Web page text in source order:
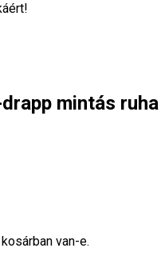
mintás ruha
van-e.